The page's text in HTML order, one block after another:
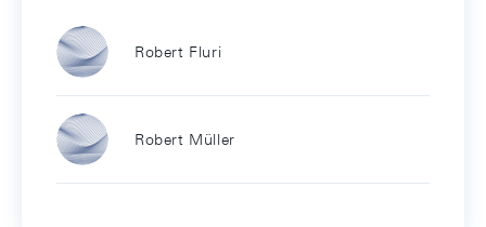
Robert Fluri
Robert Müller